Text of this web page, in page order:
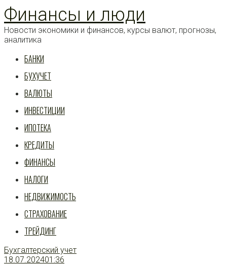
Перейти
к
статье
Финансы и люди
Новости экономики и финансов, курсы валют, прогнозы,
аналитика
БАНКИ
БУХУЧЕТ
ВАЛЮТЫ
ИНВЕСТИЦИИ
ИПОТЕКА
КРЕДИТЫ
ФИНАНСЫ
НАЛОГИ
НЕДВИЖИМОСТЬ
СТРАХОВАНИЕ
ТРЕЙДИНГ
Бухгалтерский учет
18.07.202401:36